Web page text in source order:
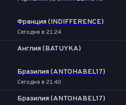
-
Франция (INDIFFERENCE)
Сегодня в 21:24
Англия (BATUYKA)
-
Бразилия (ANTOHABEL17)
Сегодня в 21:40
Бразилия (ANTOHABEL17)